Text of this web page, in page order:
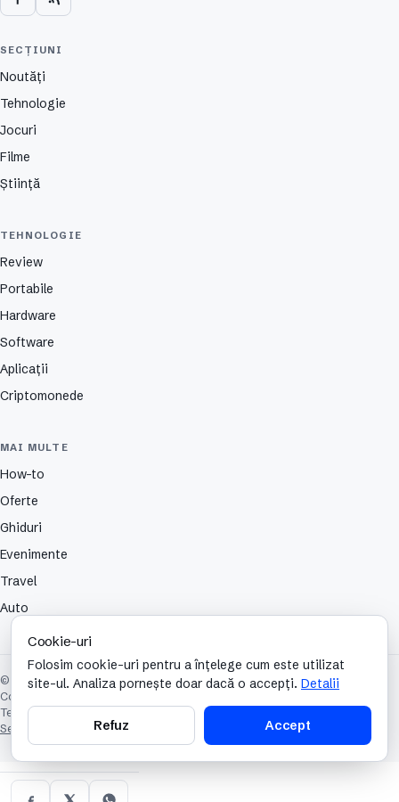
SECȚIUNI
Noutăți
Tehnologie
Jocuri
Filme
Știință
TEHNOLOGIE
Review
Portabile
Hardware
Software
Aplicații
Criptomonede
MAI MULTE
How-to
Oferte
Ghiduri
Evenimente
Travel
Auto
© 2026 TechCafe. Toate drepturile rezervate.
Contact
Termeni și condiții
Setări cookie-uri
Cookie-uri
Folosim cookie-uri pentru a înțelege cum este utilizat
site-ul. Analiza pornește doar dacă o accepți. Detalii
Refuz Accept